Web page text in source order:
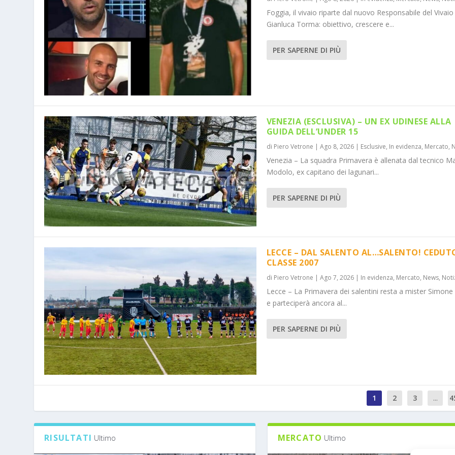
Foggia, il vivaio riparte dal nuovo Responsabile del Vivaio
Gianluca Torma: obiettivo, crescere e...
PER SAPERNE DI PIÙ
VENEZIA (ESCLUSIVA) – UN EX UDINESE ALLA
GUIDA DELL’UNDER 15
di Piero Vetrone | Ago 8, 2026| Esclusive, In evidenza, Mercato,
Venezia – La squadra Primavera è allenata dal tecnico
Modolo, ex capitano dei lagunari...
PER SAPERNE DI PIÙ
LECCE – DAL SALENTO AL…SALENTO!
CLASSE 2007
di Piero Vetrone | Ago 7, 2026| In evidenza, Mercato, News,
Lecce – La Primavera dei salentini resta a mister Simone
e parteciperà ancora al...
PER SAPERNE DI PIÙ
1 2 3 ...
RISULTATI Ultimo MERCATO Ultimo